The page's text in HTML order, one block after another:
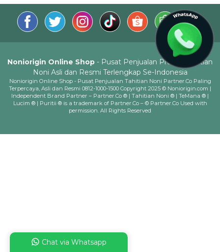
Noniorigin Online Shop - Pusat Penjualan Produk Tahitian
Noni Asli dan Resmi Terlengkap Se-Indonesia
Noniorigin Online Shop - Pusat Penjualan Tahitian Noni Partner.Co Paling
Terpercaya, Asli dan Resmi 0812-1000-1500 Copyright 2025 © Noniorigin.com |
Independent Brand Partner – Partner.Co ® | Tahitian Noni ® | TeMana ® |
Lucim ® | Puritii ® is a trademark of Partner.Co – © Partner.Co Used with
permission. All Rights Reserved
Chat via Whatsapp